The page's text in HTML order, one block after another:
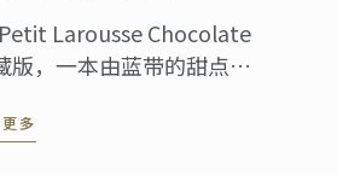
Larousse Chocolate
版，一本由蓝带的甜点主
为争夺2016世界美食家图
多